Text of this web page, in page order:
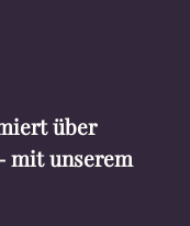
über
mit unserem